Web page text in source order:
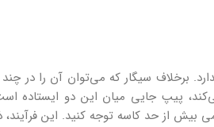
برخلاف سیگار که می‌توان آن را در چند
پیپ جایی میان این دو ایستاده
بیش از حد کاسه توجه کنید. این